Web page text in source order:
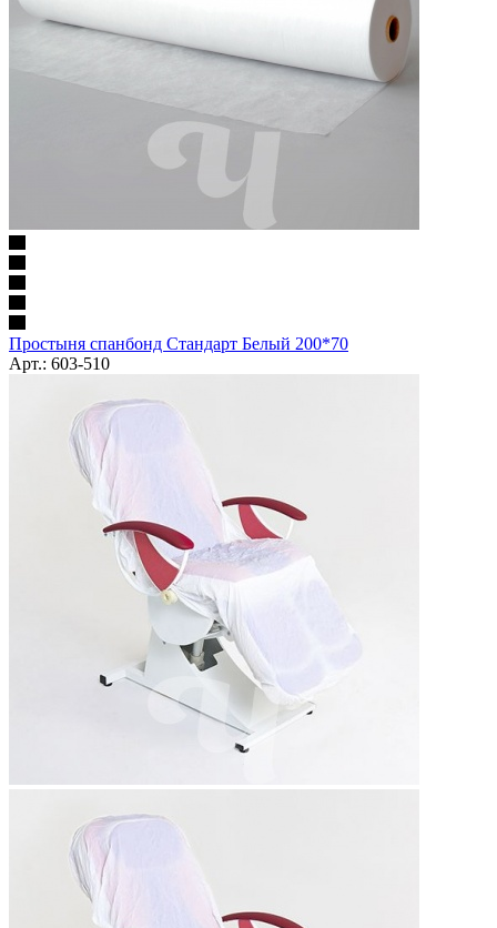
Простыня спанбонд Стандарт Белый 200*70
Арт.: 603-510